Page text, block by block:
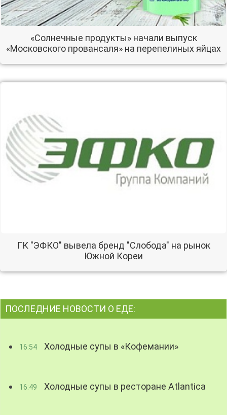
«Солнечные продукты» начали выпуск
«Московского провансаля» на перепелиных яйцах
ГК "ЭФКО" вывела бренд "Слобода" на рынок
Южной Кореи
ПОСЛЕДНИЕ НОВОСТИ О ЕДЕ:
16:54 Холодные супы в «Кофемании»
16:49 Холодные супы в ресторане Atlantica